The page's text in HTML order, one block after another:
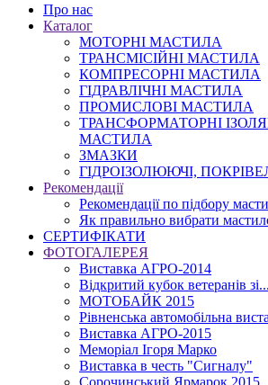
Про нас
Каталог
МОТОРНІ МАСТИЛА
ТРАНСМІСІЙНІ МАСТИЛА
КОМПРЕСОРНІ МАСТИЛА
ГІДРАВЛІЧНІ МАСТИЛА
ПРОМИСЛОВІ МАСТИЛА
ТРАНСФОРМАТОРНІ
МАСТИЛА
ЗМАЗКИ
ГІДРОІЗОЛЮЮЧІ,
Рекомендації
Рекомендації по підбору
Як правильно вибрати
СЕРТИФІКАТИ
ФОТОГАЛЕРЕЯ
Виставка АГРО-2014
Відкритий кубок ветеранів зі...
МОТОБАЙК 2015
Рівненська автомобільна
Виставка АГРО-2015
Меморіал Ігоря Марко
Виставка в честь "Сигналу"
Сорочинський Ярмарок 2015